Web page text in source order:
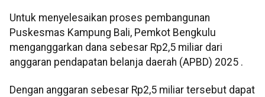
Untuk menyelesaikan proses pembangunan
Puskesmas Kampung Bali, Pemkot Bengkulu
menganggarkan dana sebesar Rp2,5 miliar dari
anggaran pendapatan belanja daerah (APBD) 2025 .
Dengan anggaran sebesar Rp2,5 miliar tersebut dapat